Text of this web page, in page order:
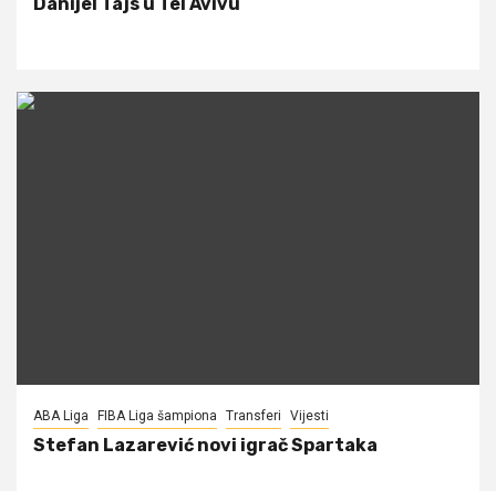
ABA Liga FIBA Liga šampiona Transferi Vijesti
Stefan Lazarević novi igrač Spartaka